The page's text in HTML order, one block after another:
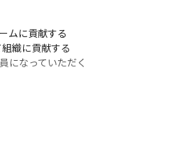
ムに貢献する
織に貢献する
になっていただく